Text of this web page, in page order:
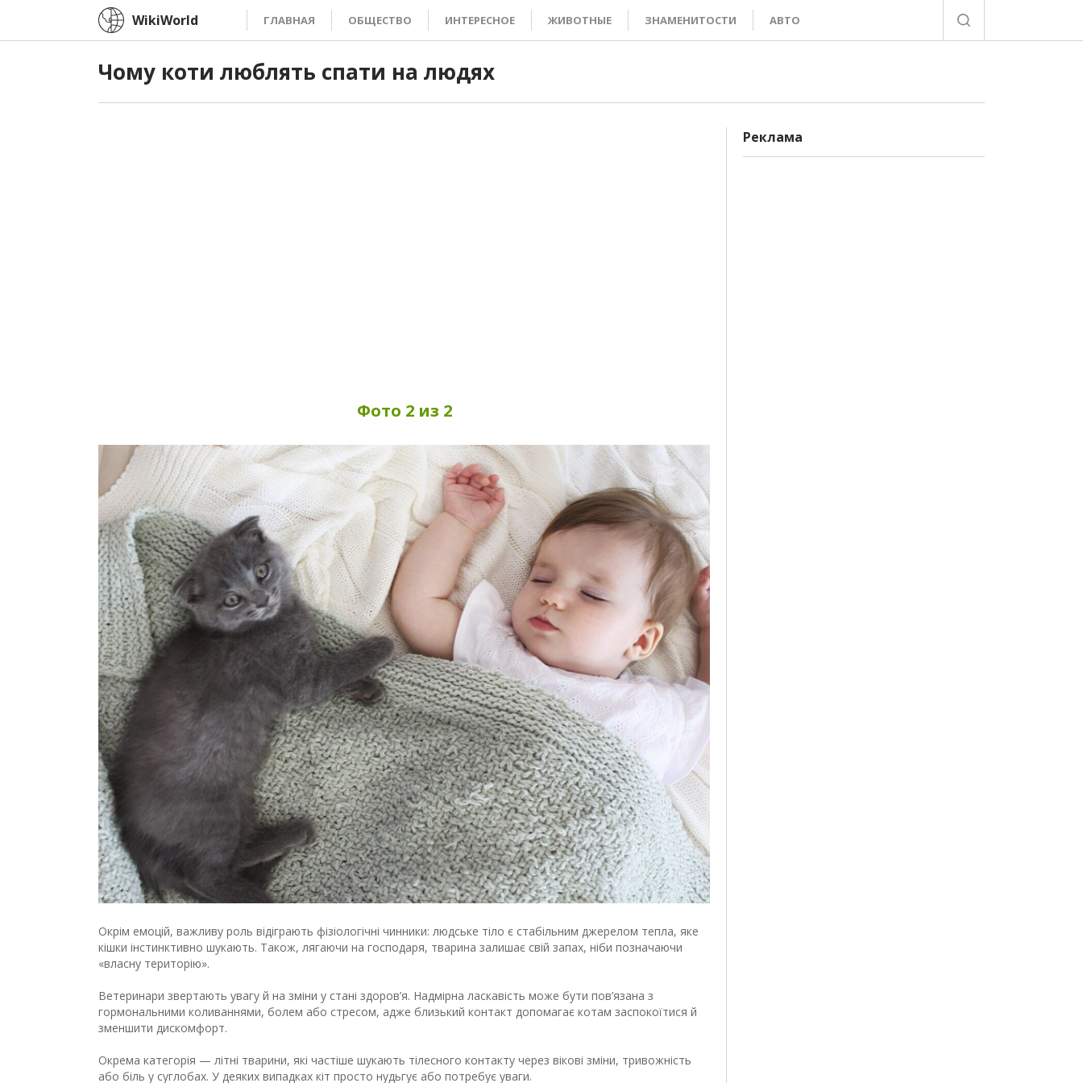
WikiWorld ГЛАВНАЯ ОБЩЕСТВО ИНТЕРЕСНОЕ ЖИВОТНЫЕ ЗНАМЕНИТОСТИ АВТО
Чому коти люблять спати на людях
Фото 2 из 2
Окрім емоцій, важливу роль відіграють фізіологічні чинники: людське тіло є стабільним джерелом тепла, яке
кішки інстинктивно шукають. Також, лягаючи на господаря, тварина залишає свій запах, ніби позначаючи
«власну територію».
Ветеринари звертають увагу й на зміни у стані здоров’я. Надмірна ласкавість може бути пов’язана з
гормональними коливаннями, болем або стресом, адже близький контакт допомагає котам заспокоїтися й
зменшити дискомфорт.
Окрема категорія — літні тварини, які частіше шукають тілесного контакту через вікові зміни, тривожність
або біль у суглобах. У деяких випадках кіт просто нудьгує або потребує уваги.
Реклама